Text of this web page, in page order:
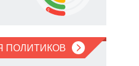
9
ПОЛИТИКОВ